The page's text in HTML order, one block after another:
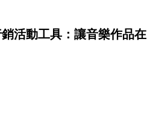
活動工具：讓音樂作品在